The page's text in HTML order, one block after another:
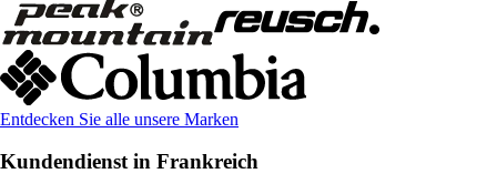
Entdecken Sie alle unsere Marken
Kundendienst in Frankreich